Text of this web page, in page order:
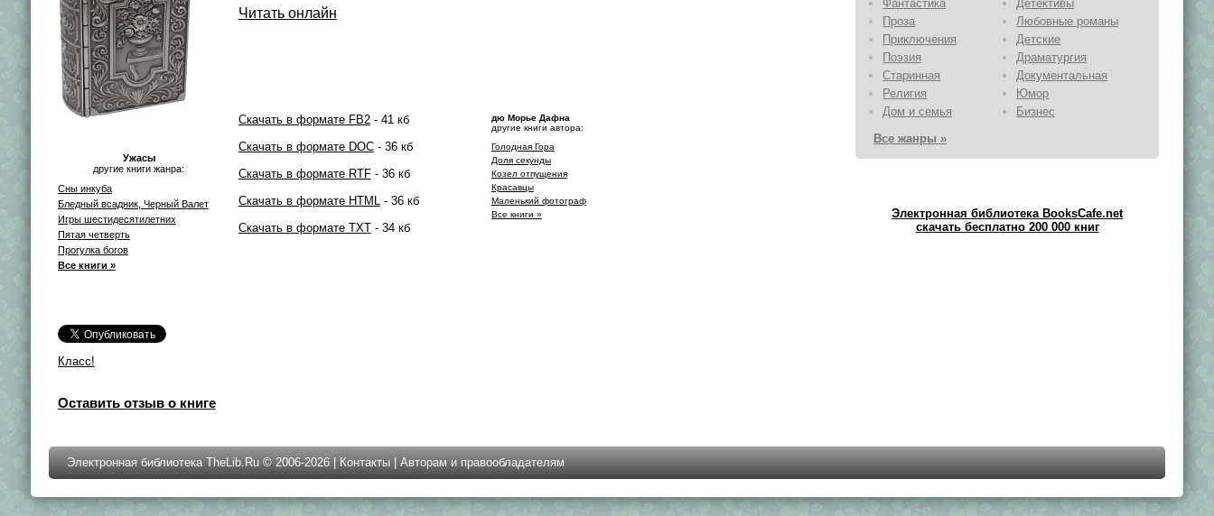
Ужасы
другие книги жанра:
Сны инкуба
Бледный всадник, Черный Валет
Игры шестидесятилетних
Пятая четверть
Прогулка богов
Все книги »
Класс!
Читать онлайн
Скачать в формате FB2- 41 кб
Скачать в формате DOC- 36 кб
Скачать в формате RTF- 36 кб
Скачать в формате HTML- 36 кб
Скачать в формате TXT- 34 кб
дю Морье Дафна
другие книги автора:
Голодная Гора
Доля секунды
Козел отпущения
Красавцы
Маленький фотограф
Все книги »
Оставить отзыв о книге
Фантастика
Детективы
Проза
Любовные романы
Приключения
Детские
Поэзия
Драматургия
Старинная
Документальная
Религия
Юмор
Дом и семья
Бизнес
Все жанры »
Электронная библиотека BooksCafe.net
скачать бесплатно 200 000 книг
Электронная библиотека TheLib.Ru © 2006-2026 | Контакты| Авторам и правообладателям